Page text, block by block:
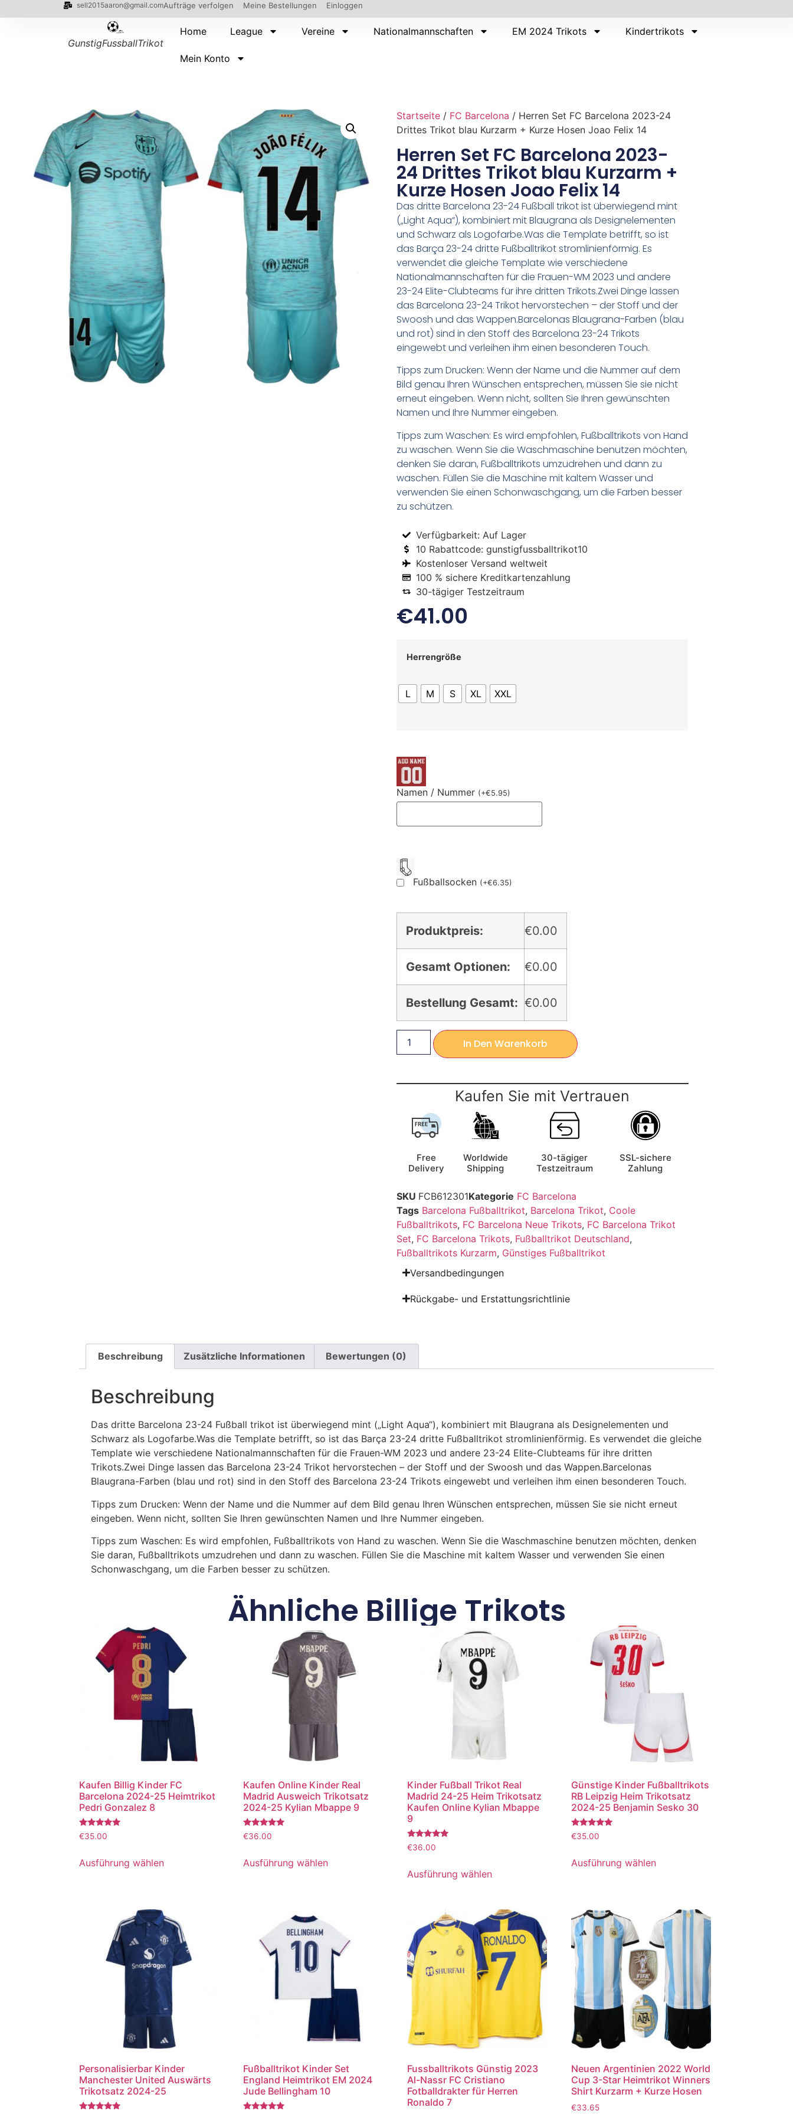
sell2015aaron@gmail.comAufträge verfolgen Meine Bestellungen Einloggen
GunstigFussballTrikot
Home League Vereine Nationalmannschaften EM 2024 Trikots Kindertrikots
Mein Konto
Startseite / FC Barcelona / Herren Set FC Barcelona 2023-24
Drittes Trikot blau Kurzarm + Kurze Hosen Joao Felix 14
Herren Set FC Barcelona 2023-
24 Drittes Trikot blau Kurzarm +
Kurze Hosen Joao Felix 14
Das dritte Barcelona 23-24 Fußball trikot ist überwiegend mint
(„Light Aqua“), kombiniert mit Blaugrana als Designelementen
und Schwarz als Logofarbe.Was die Template betrifft, so ist
das Barça 23-24 dritte Fußballtrikot stromlinienförmig. Es
verwendet die gleiche Template wie verschiedene
Nationalmannschaften für die Frauen-WM 2023 und andere
23-24 Elite-Clubteams für ihre dritten Trikots.Zwei Dinge lassen
das Barcelona 23-24 Trikot hervorstechen – der Stoff und der
Swoosh und das Wappen.Barcelonas Blaugrana-Farben (blau
und rot) sind in den Stoff des Barcelona 23-24 Trikots
eingewebt und verleihen ihm einen besonderen Touch.
Tipps zum Drucken: Wenn der Name und die Nummer auf dem
Bild genau Ihren Wünschen entsprechen, müssen Sie sie nicht
erneut eingeben. Wenn nicht, sollten Sie Ihren gewünschten
Namen und Ihre Nummer eingeben.
Tipps zum Waschen: Es wird empfohlen, Fußballtrikots von Hand
zu waschen. Wenn Sie die Waschmaschine benutzen möchten,
denken Sie daran, Fußballtrikots umzudrehen und dann zu
waschen. Füllen Sie die Maschine mit kaltem Wasser und
verwenden Sie einen Schonwaschgang, um die Farben besser
zu schützen.
Verfügbarkeit: Auf Lager
10 Rabattcode: gunstigfussballtrikot10
Kostenloser Versand weltweit
100 % sichere Kreditkartenzahlung
30-tägiger Testzeitraum
€41.00
Herrengröße
L M S XL XXL
Namen / Nummer (+€5.95)
Fußballsocken (+€6.35)
Produktpreis: €0.00
Gesamt Optionen: €0.00
Bestellung Gesamt: €0.00
In Den Warenkorb
Kaufen Sie mit Vertrauen
Free
Delivery
Worldwide
Shipping
30-tägiger
Testzeitraum
SSL-sichere
Zahlung
SKU FCB612301Kategorie FC Barcelona
Tags Barcelona Fußballtrikot, Barcelona Trikot, Coole
Fußballtrikots, FC Barcelona Neue Trikots, FC Barcelona Trikot
Set, FC Barcelona Trikots, Fußballtrikot Deutschland,
Fußballtrikots Kurzarm, Günstiges Fußballtrikot
Versandbedingungen
Rückgabe- und Erstattungsrichtlinie
Beschreibung Zusätzliche Informationen Bewertungen (0)
Beschreibung
Das dritte Barcelona 23-24 Fußball trikot ist überwiegend mint („Light Aqua“), kombiniert mit Blaugrana als Designelementen und
Schwarz als Logofarbe.Was die Template betrifft, so ist das Barça 23-24 dritte Fußballtrikot stromlinienförmig. Es verwendet die gleiche
Template wie verschiedene Nationalmannschaften für die Frauen-WM 2023 und andere 23-24 Elite-Clubteams für ihre dritten
Trikots.Zwei Dinge lassen das Barcelona 23-24 Trikot hervorstechen – der Stoff und der Swoosh und das Wappen.Barcelonas
Blaugrana-Farben (blau und rot) sind in den Stoff des Barcelona 23-24 Trikots eingewebt und verleihen ihm einen besonderen Touch.
Tipps zum Drucken: Wenn der Name und die Nummer auf dem Bild genau Ihren Wünschen entsprechen, müssen Sie sie nicht erneut
eingeben. Wenn nicht, sollten Sie Ihren gewünschten Namen und Ihre Nummer eingeben.
Tipps zum Waschen: Es wird empfohlen, Fußballtrikots von Hand zu waschen. Wenn Sie die Waschmaschine benutzen möchten, denken
Sie daran, Fußballtrikots umzudrehen und dann zu waschen. Füllen Sie die Maschine mit kaltem Wasser und verwenden Sie einen
Schonwaschgang, um die Farben besser zu schützen.
Ähnliche Billige Trikots
Kaufen Billig Kinder FC
Barcelona 2024-25 Heimtrikot
Pedri Gonzalez 8
Bewertet
mit
von 5
€35.00
Ausführung wählen
Kaufen Online Kinder Real
Madrid Ausweich Trikotsatz
2024-25 Kylian Mbappe 9
Bewertet
mit
von 5
€36.00
Ausführung wählen
Kinder Fußball Trikot Real
Madrid 24-25 Heim Trikotsatz
Kaufen Online Kylian Mbappe
9
Bewertet
mit
von 5
€36.00
Ausführung wählen
Günstige Kinder Fußballtrikots
RB Leipzig Heim Trikotsatz
2024-25 Benjamin Sesko 30
Bewertet
mit
von 5
€35.00
Ausführung wählen
Personalisierbar Kinder
Manchester United Auswärts
Trikotsatz 2024-25
Fußballtrikot Kinder Set
England Heimtrikot EM 2024
Jude Bellingham 10
Fussballtrikots Günstig 2023
Al-Nassr FC Cristiano
Fotballdrakter für Herren
Ronaldo 7
Neuen Argentinien 2022 World
Cup 3-Star Heimtrikot Winners
Shirt Kurzarm + Kurze Hosen
€33.65